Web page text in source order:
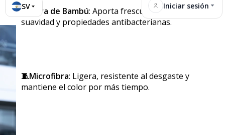
SV Iniciar sesión
🎋Fibra de Bambú: Aporta frescura natural,
suavidad y propiedades antibacterianas.
🧵Microfibra: Ligera, resistente al desgaste y
mantiene el color por más tiempo.